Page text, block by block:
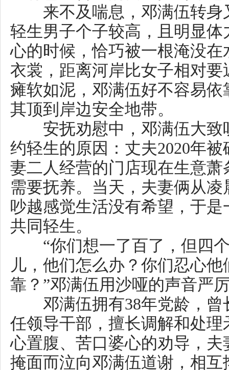
瘫软如泥，邓满伍好不容易依靠
其顶到岸边安全地带。
安抚劝慰中，邓满伍大致听清
约轻生的原因：丈夫2020年被确
妻二人经营的门店现在生意萧条
需要抚养。当天，夫妻俩从凌晨
吵越感觉生活没有希望，于是一
共同轻生。
“你们想一了百了，但四个孩
儿，他们怎么办？你们忍心他们
靠？”邓满伍用沙哑的声音严厉
邓满伍拥有38年党龄，曾长
任领导干部，擅长调解和处理矛
心置腹、苦口婆心的劝导，夫妻
掩面而泣向邓满伍道谢，相互搀
了。
精神抖擞的邓满伍
当天傍晚时分，放心不下的
田江街道高撑社区夫妻俩的租住
桌上摆着几样咸菜和干菜，但一
满了孩子的奖状。见此情景，邓